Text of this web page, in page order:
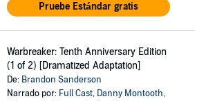
Pruebe Estándar gratis
Warbreaker: Tenth Anniversary Edition
(1 of 2) [Dramatized Adaptation]
De: Brandon Sanderson
Narrado por: Full Cast, Danny Montooth,